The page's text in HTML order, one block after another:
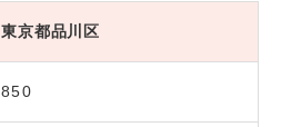
東京都品川区
850